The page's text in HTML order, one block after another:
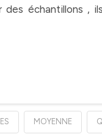
échantillons ,
MOYENNE